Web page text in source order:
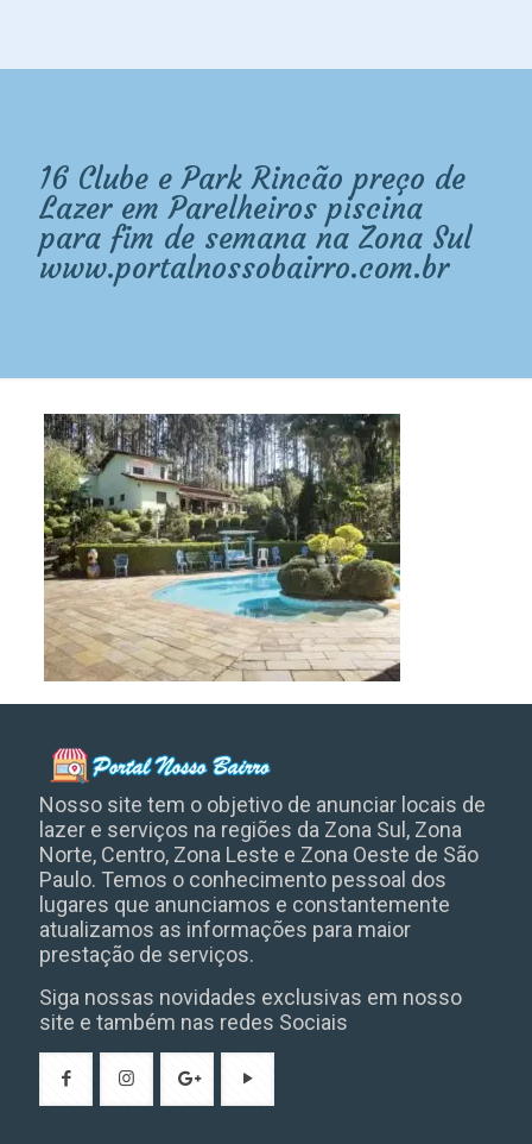
16 Clube e Park Rincão preço de
Lazer em Parelheiros piscina
para fim de semana na Zona Sul
www.portalnossobairro.com.br
Nosso site tem o objetivo de anunciar locais de
lazer e serviços na regiões da Zona Sul, Zona
Norte, Centro, Zona Leste e Zona Oeste de São
Paulo. Temos o conhecimento pessoal dos
lugares que anunciamos e constantemente
atualizamos as informações para maior
prestação de serviços.
Siga nossas novidades exclusivas em nosso
site e também nas redes Sociais